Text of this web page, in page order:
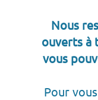
Nous
ouverts à
vous
Pour